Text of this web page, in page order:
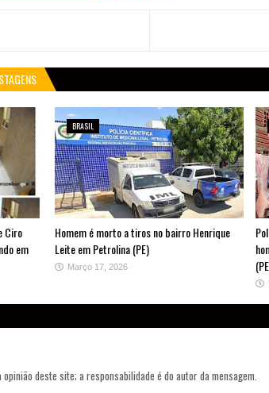
Ciro
em
BRASIL
Homem é morto a tiros no bairro Henrique
Leite em Petrolina (PE)
Março 17, 2026
deste site; a responsabilidade é do autor da mensagem.